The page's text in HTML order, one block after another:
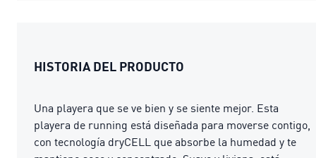
HISTORIA DEL PRODUCTO
Una playera que se ve bien y se siente mejor. Esta
playera de running está diseñada para moverse contigo,
con tecnología dryCELL que absorbe la humedad y te